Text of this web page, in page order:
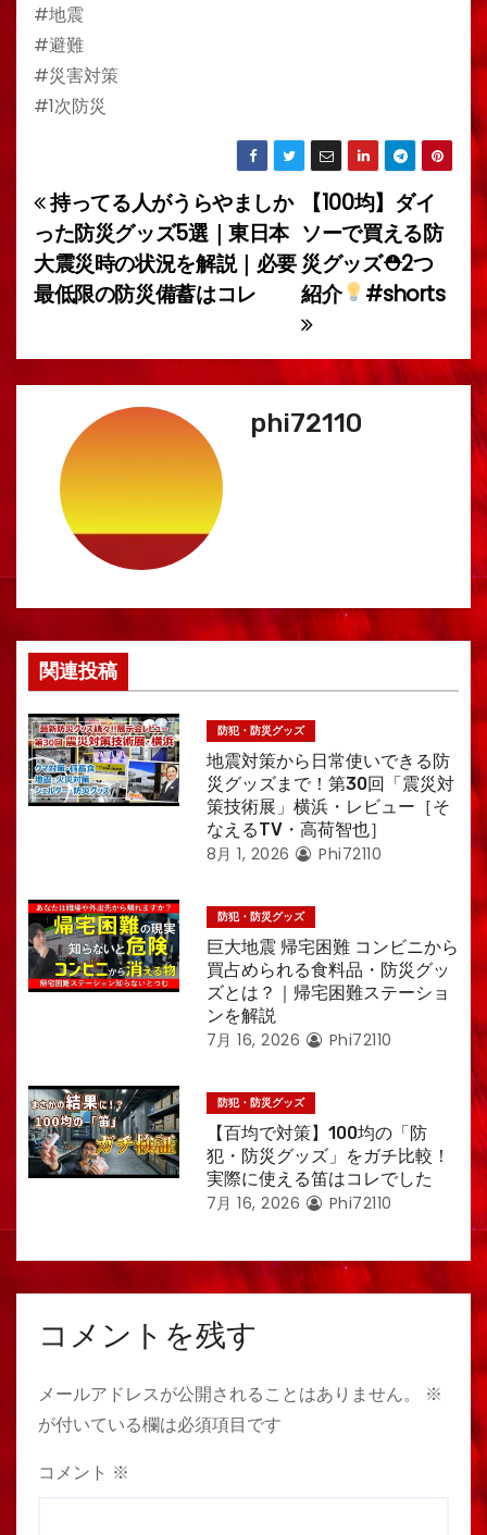
#地震
#避難
#災害対策
#1次防災
投
稿
ナ
ゲ
シ
ョ
【100均】ダイ
ソーで買える防
災グッズ⛑2つ
紹介
#shorts
持ってる人がうらやましか
った防災グッズ5選｜東日本
大震災時の状況を解説｜必要
最低限の防災備蓄はコレ
phi72110
関連投稿
防犯・防災グッズ
地震対策から日常使いできる防
災グッズまで！第30回「震災対
策技術展」横浜・レビュー［そ
なえるTV・高荷智也］
8月 1, 2026 Phi72110
防犯・防災グッズ
巨大地震 帰宅困難 コンビニから
買占められる食料品・防災グッ
ズとは？｜帰宅困難ステーショ
ンを解説
7月 16, 2026 Phi72110
防犯・防災グッズ
【百均で対策】100均の「防
犯・防災グッズ」をガチ比較！
実際に使える笛はコレでした
7月 16, 2026 Phi72110
コメントを残す
メールアドレスが公開されることはありません。
※
が付いている欄は必須項目です
コメント ※